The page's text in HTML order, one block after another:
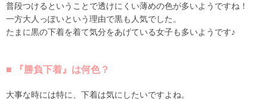
普段つけるということで透けにくい薄めの色が多いようですね！
一方大人っぽいという理由で黒も人気でした。
たまに黒の下着を着て気分をあげている女子も多いようです♪
■ 『勝負下着』は何色？
大事な時には特に、下着は気にしたいですよね。